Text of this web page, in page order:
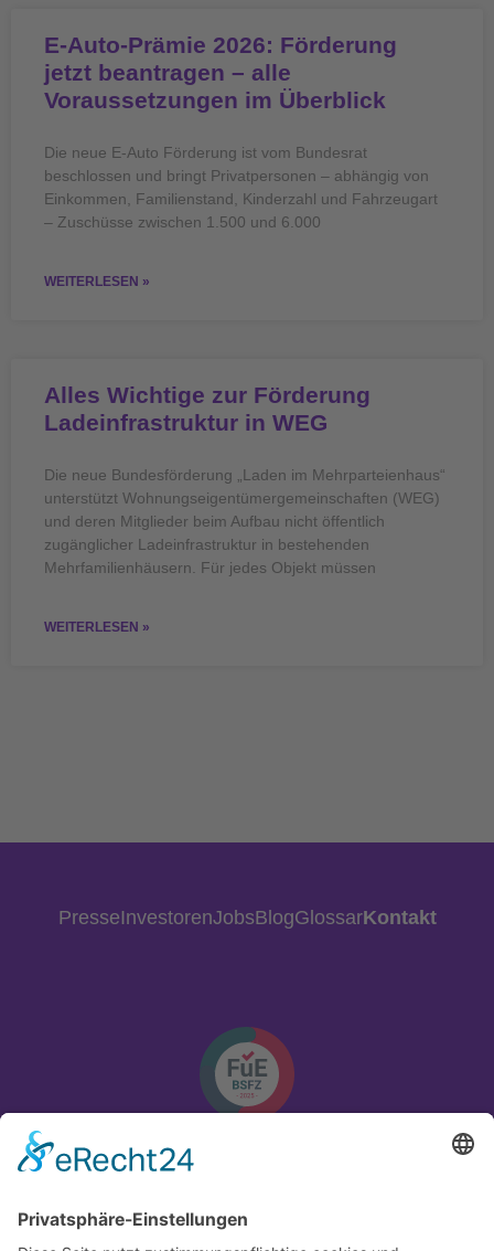
E-Auto-Prämie 2026: Förderung
jetzt beantragen – alle
Voraussetzungen im Überblick
Die neue E-Auto Förderung ist vom Bundesrat
beschlossen und bringt Privatpersonen – abhängig von
Einkommen, Familienstand, Kinderzahl und Fahrzeugart
– Zuschüsse zwischen 1.500 und 6.000
WEITERLESEN »
Alles Wichtige zur Förderung
Ladeinfrastruktur in WEG
Die neue Bundesförderung „Laden im Mehrparteienhaus“
unterstützt Wohnungseigentümergemeinschaften (WEG)
und deren Mitglieder beim Aufbau nicht öffentlich
zugänglicher Ladeinfrastruktur in bestehenden
Mehrfamilienhäusern. Für jedes Objekt müssen
WEITERLESEN »
PresseInvestorenJobsBlogGlossarKontakt